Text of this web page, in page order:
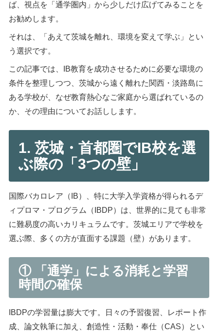
ば、視点を「通学圏内」から少しだけ広げてみることを
お勧めします。
それは、「あえて茨城を離れ、環境を変えて学ぶ」とい
う選択です。
この記事では、IB教育を成功させるために必要な環境の
条件を整理しつつ、茨城から遠く離れた関西・淡路島に
ある学校が、なぜ教育熱心なご家庭から選ばれているの
か、その理由についてお話しします。
1. 茨城・首都圏でIB校を選
ぶ際の「3つの壁」
国際バカロレア（IB）、特に大学入学資格が得られるデ
ィプロマ・プログラム（IBDP）は、世界的に見ても非常
に難易度の高いカリキュラムです。茨城エリアで学校を
選ぶ際、多くの方が直面する課題（壁）があります。
① 「通学」による消耗と学習
時間の確保
IBDPの学習量は膨大です。日々の予習復習、レポート作
成、論文執筆に加え、創造性・活動・奉仕（CAS）とい